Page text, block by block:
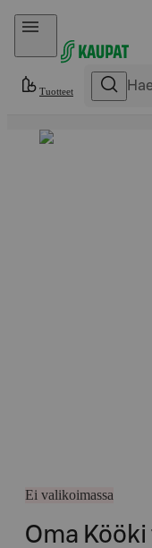
Hyppää sisältöön
Tuotteet
Ei valikoimassa
Oma